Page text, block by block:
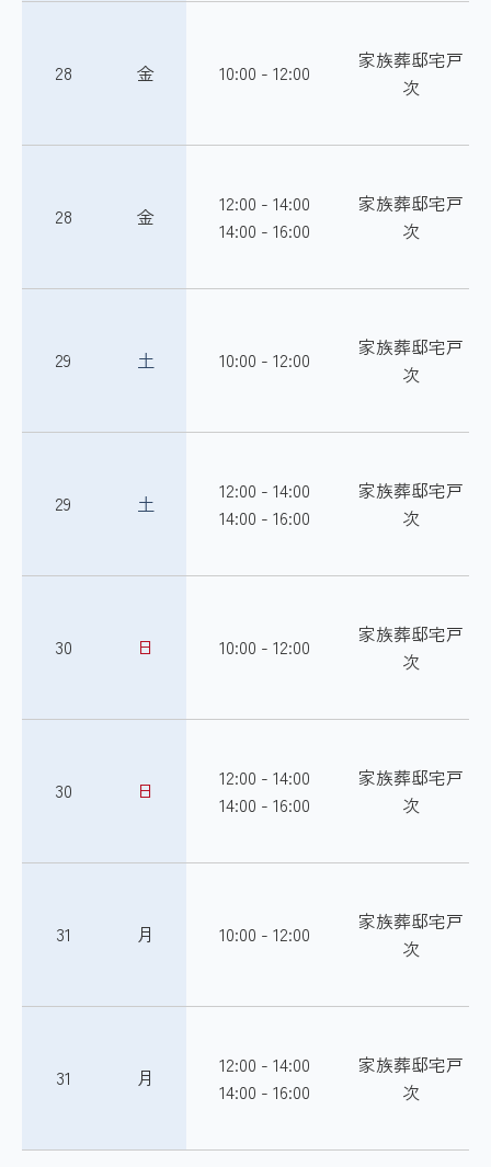
28 金 10:00 - 12:00
家族葬邸宅戸
次
28 金
12:00 - 14:00
14:00 - 16:00
家族葬邸宅戸
次
29 土 10:00 - 12:00
家族葬邸宅戸
次
29 土
12:00 - 14:00
14:00 - 16:00
家族葬邸宅戸
次
30 日 10:00 - 12:00
家族葬邸宅戸
次
30 日
12:00 - 14:00
14:00 - 16:00
家族葬邸宅戸
次
31 月 10:00 - 12:00
家族葬邸宅戸
次
31 月
12:00 - 14:00
14:00 - 16:00
家族葬邸宅戸
次